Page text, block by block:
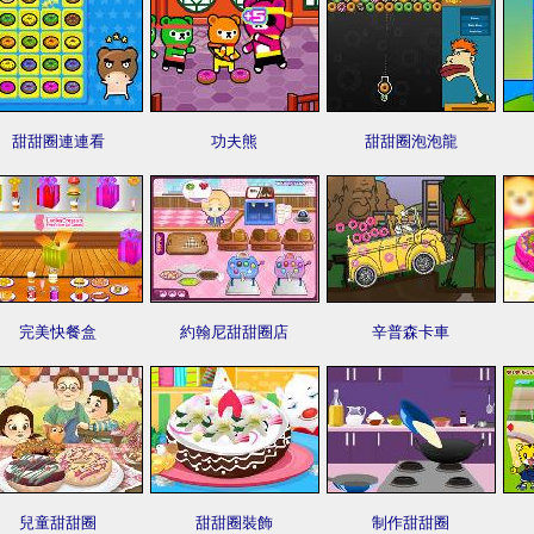
甜甜圈連連看 功夫熊 甜甜圈泡泡龍
完美快餐盒 約翰尼甜甜圈店 辛普森卡車
兒童甜甜圈 甜甜圈裝飾 制作甜甜圈